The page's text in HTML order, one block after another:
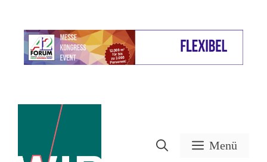
springen
Menü